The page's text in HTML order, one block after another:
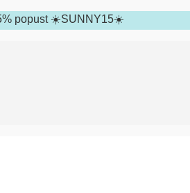
popust ☀️SUNNY15☀️